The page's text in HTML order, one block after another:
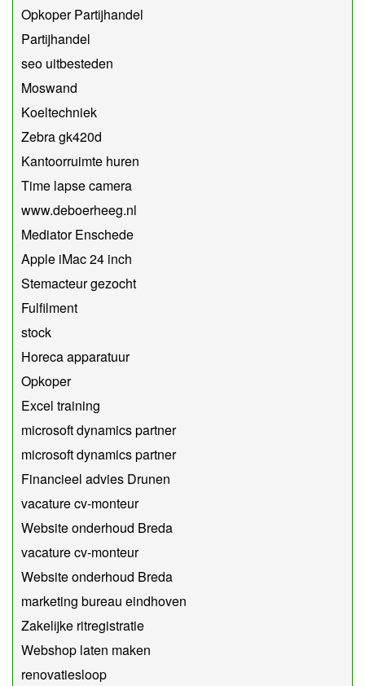
Opkoper Partijhandel
Partijhandel
seo uitbesteden
Moswand
Koeltechniek
Zebra gk420d
Kantoorruimte huren
Time lapse camera
www.deboerheeg.nl
Mediator Enschede
Apple iMac 24 inch
Stemacteur gezocht
Fulfilment
stock
Horeca apparatuur
Opkoper
Excel training
microsoft dynamics partner
microsoft dynamics partner
Financieel advies Drunen
vacature cv-monteur
Website onderhoud Breda
vacature cv-monteur
Website onderhoud Breda
marketing bureau eindhoven
Zakelijke ritregistratie
Webshop laten maken
renovatiesloop